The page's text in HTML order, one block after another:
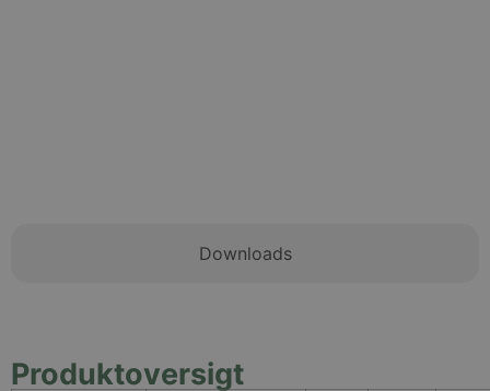
Downloads
Produktoversigt